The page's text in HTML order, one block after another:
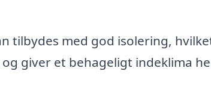
tilbydes med god isolering,
giver et behageligt indeklima